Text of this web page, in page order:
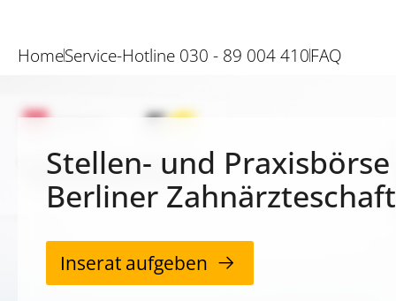
HomeService-Hotline 030 - 89 004 410FAQ
Stellen- und
Berliner Zahnärzteschaft
Inserat aufgeben